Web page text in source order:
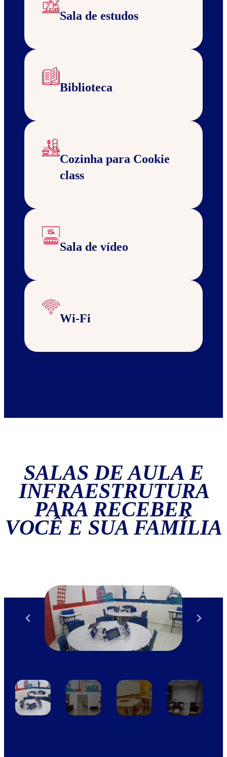
Sala de estudos
Biblioteca
Cozinha para Cookie
class
Sala de vídeo
Wi-Fi
SALAS DE AULA E
INFRAESTRUTURA
PARA RECEBER
VOCÊ E SUA FAMÍLIA